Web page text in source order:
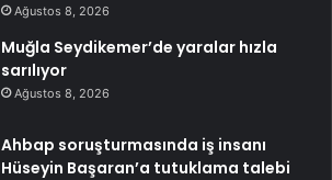
Ağustos 8, 2026
Muğla Seydikemer’de yaralar hızla
sarılıyor
Ağustos 8, 2026
Ahbap soruşturmasında iş insanı
Hüseyin Başaran’a tutuklama talebi